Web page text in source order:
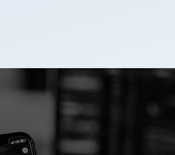
기업PG 플랫폼